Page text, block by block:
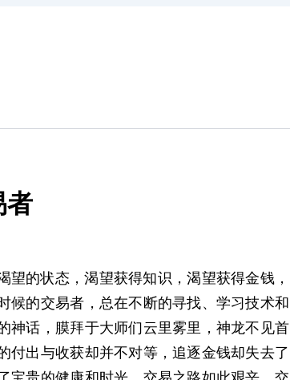
者
望的状态，渴望获得知识，渴望获得金钱，
候的交易者，总在不断的寻找、学习技术和
神话，膜拜于大师们云里雾里，神龙不见首
付出与收获却并不对等，追逐金钱却失去了